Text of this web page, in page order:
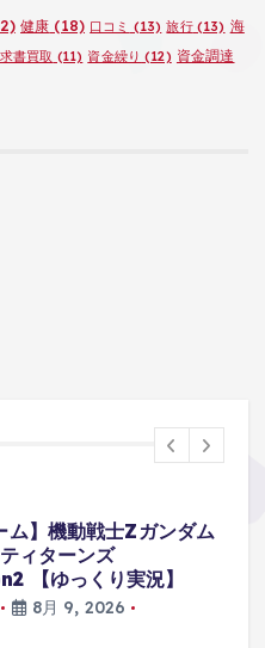
健康 (18) 口コミ (13) 旅行(13) 海
書買取 (11) 資金繰り (12) 資金調達
ム】機動戦士Zガンダム
ィターンズ
【ゆっくり実況】
8月 9, 2026